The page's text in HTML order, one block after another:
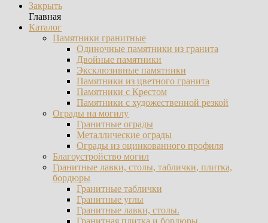
Закрыть
Главная
Каталог
Памятники гранитные
Одиночные памятники из гранита
Двойные памятники
Эксклюзивные памятники
Памятники из цветного гранита
Памятники с Крестом
Памятники с художественной резкой
Ограды на могилу
Гранитные ограды
Металлические ограды
Ограды из оцинкованного профиля
Благоустройство могил
Гранитные лавки, столы, таблички, плитка,
бордюры
Гранитные таблички
Гранитные углы
Гранитные лавки, столы.